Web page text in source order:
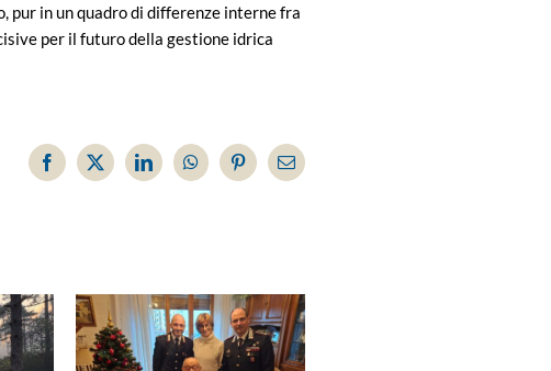
pur in un quadro di differenze interne fra
per il futuro della gestione idrica
Facebook
X LinkedInWhatsAppPinterestEmail